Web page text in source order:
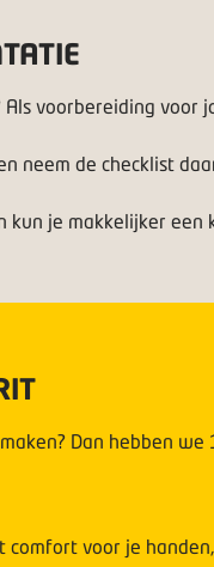
voorbereiding voor
neem de checklist
kun je makkelijker een
Dan hebben
voor je